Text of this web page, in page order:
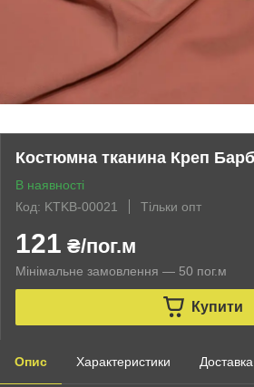
Костюмна тканина Креп
В наявності
Код: KTKB-00021
Тільки опт
121 ₴/пог.м
Мінімальне замовлення — 50 пог.м
Купити
Опис Характеристики Доставка